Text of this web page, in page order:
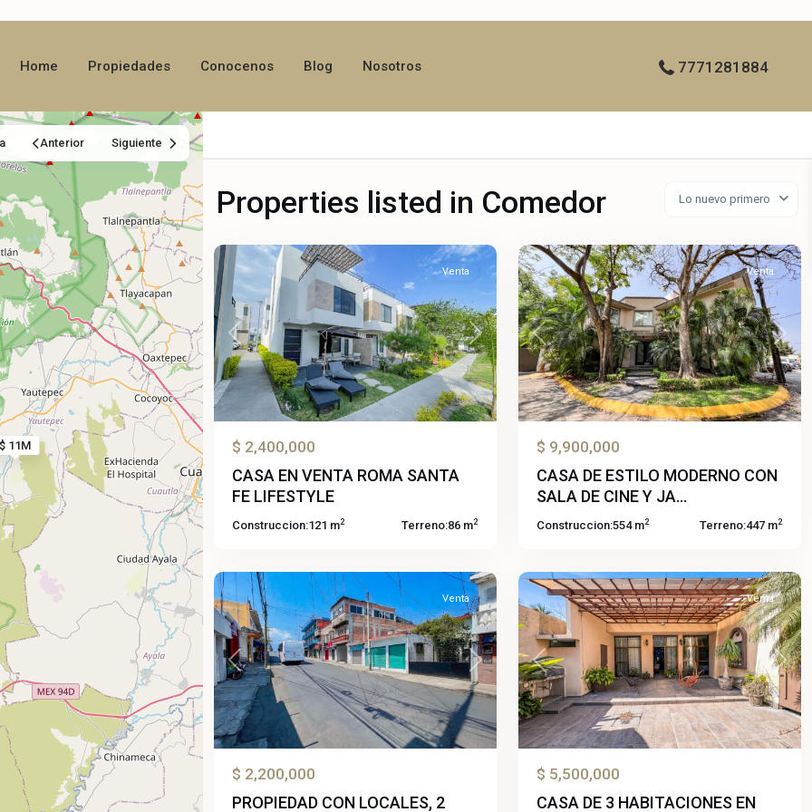
Home Propiedades Conocenos Blog Nosotros 7771281884
$ 11M
Anterior Siguiente
Lo nuevo primero
Properties listed in Comedor
25
Lifestyle,
Previous Next
Venta
$ 2,400,000
CASA EN VENTA ROMA SANTA
FE LIFESTYLE
Construccion:121 m2 Terreno:86 m2
Palmira
Previous Next
Venta
$ 9,900,000
CASA DE ESTILO MODERNO CON
SALA DE CINE Y JA...
Construccion:554 m2 Terreno:447 m2
61
Altavista,
Previous Next
Venta
$ 2,200,000
PROPIEDAD CON LOCALES, 2
Jojutla
De
Centro
Previous Next
Venta
$ 5,500,000
CASA DE 3 HABITACIONES EN